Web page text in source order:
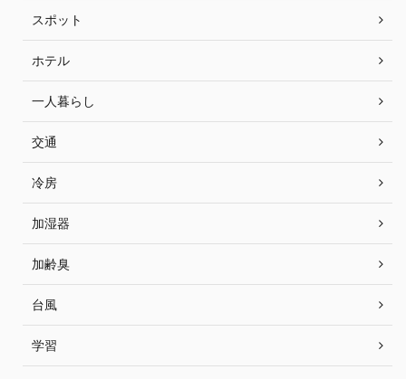
スポット
ホテル
一人暮らし
交通
冷房
加湿器
加齢臭
台風
学習